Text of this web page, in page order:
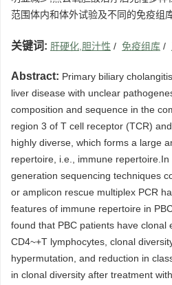
范围体内和体外试验及不同的免疫组
关键词: 肝硬化,胆汁性 / 免疫组库 /
Abstract: Primary biliary
liver disease with unclear
composition and sequence in the
region 3 of T cell receptor (TCR)
highly diverse, which forms a large
repertoire, i.e., immune
generation sequencing techniques
or amplicon rescue multiplex PCR
features of immune repertoire in
found that PBC patients have clonal
CD4~+T lymphocytes, clonal
hypermutation, and reduction in
in clonal diversity after treatment